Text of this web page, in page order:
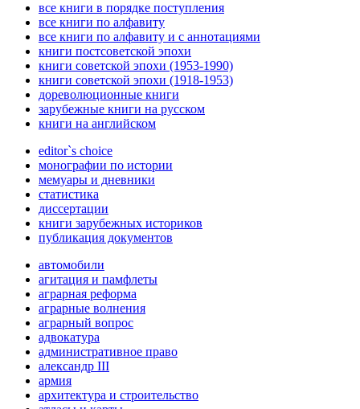
все книги в порядке поступления
все книги по алфавиту
все книги по алфавиту и с аннотациями
книги постсоветской эпохи
книги советской эпохи (1953-1990)
книги советской эпохи (1918-1953)
дореволюционные книги
зарубежные книги на русском
книги на английском
editor`s choice
монографии по истории
мемуары и дневники
статистика
диссертации
книги зарубежных историков
публикация документов
автомобили
агитация и памфлеты
аграрная реформа
аграрные волнения
аграрный вопрос
адвокатура
административное право
александр III
армия
архитектура и строительство